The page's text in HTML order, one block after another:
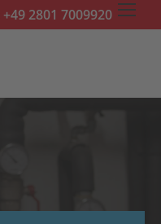
+49 2801 7009920